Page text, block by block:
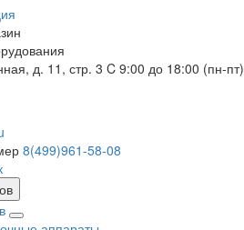
д. 11, стр. 3 C 9:00 до 18:00 (пн-пт)
8(499)961-58-08